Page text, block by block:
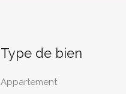
Type de bien
Appartement